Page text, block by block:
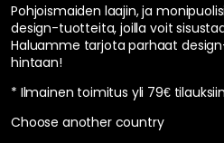
Pohjoismaiden laajin, ja
design-tuotteita, joilla voit
Haluamme tarjota parhaat
hintaan!
* Ilmainen toimitus yli 79€
Choose another country